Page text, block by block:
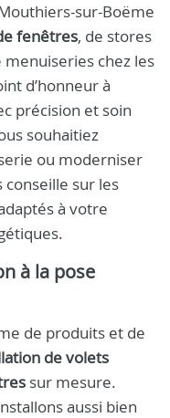
sur-Boëme
fenêtres, de stores
chez les
d’honneur à
précision et soin
souhaitiez
ou moderniser
sur les
à votre
à la pose
de produits et de
de volets
sur mesure.
aussi bien